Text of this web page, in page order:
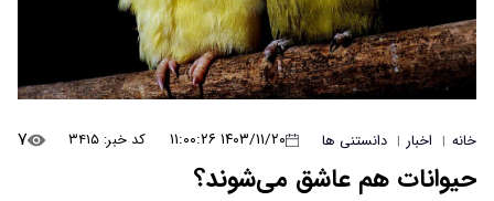
خانه | اخبار | دانستنی ها ۱۴۰۳/۱۱/۲۰ ۱۱:۰۰:۲۶ کد خبر: ۳۴۱۵ ۷
حیوانات هم عاشق می‌شوند؟